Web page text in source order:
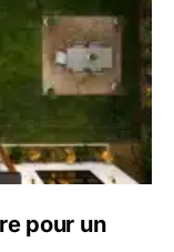
pour un